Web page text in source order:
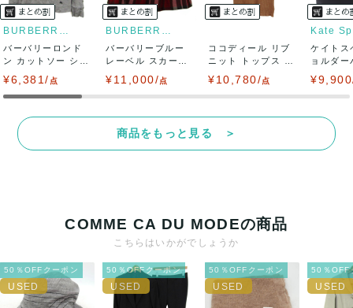
また並行輸入品もございますので、真贋方法などお答えでき
ない場合もございます。
万が一、購入後に偽造品等が発覚しましたら、返品・返金に
決済方法
送料：¥1,650 (見込み)
送料表を確認する
出荷目安：5営業日以内
出荷予定日：なるべく最短で発送致します。
BURBERRY LONDON
バーバリーロンド
ン カットソー シャ
¥6,381/ 点
BURBERRY BLUE LABEL
バーバリーブルー
レーベル スカート
¥11,000/点
ココディール リブ
ニット トップス ノ
¥10,780/点
Kate
ケイトス
ョルダ
商品をもっと見る ＞
COMME CA DU MODEの商品
こちらはいかがでしょうか
50％OFFクーポン 50％OFFクーポン 50％OFFクーポン 50％OFF